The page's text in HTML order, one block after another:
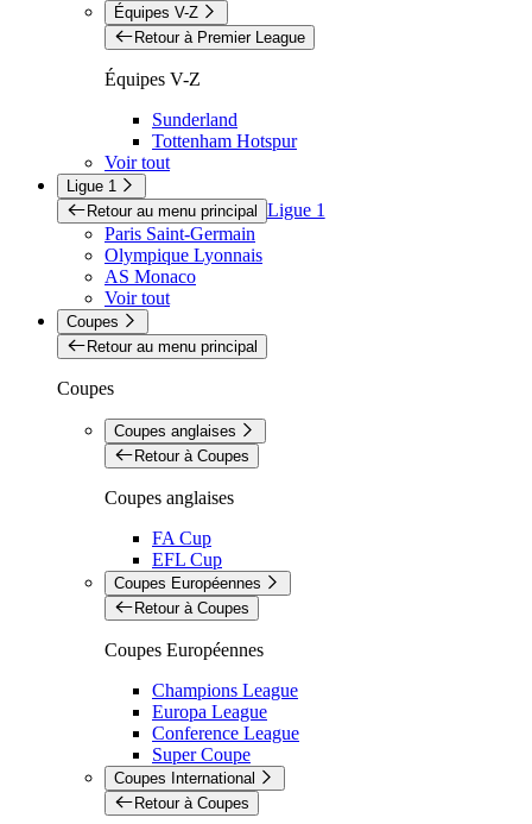
Équipes V-Z
Retour à Premier League
Équipes V-Z
Sunderland
Tottenham Hotspur
Voir tout
Ligue 1
Retour au menu principal Ligue 1
Paris Saint-Germain
Olympique Lyonnais
AS Monaco
Voir tout
Coupes
Retour au menu principal
Coupes
Coupes anglaises
Retour à Coupes
Coupes anglaises
FA Cup
EFL Cup
Coupes Européennes
Retour à Coupes
Coupes Européennes
Champions League
Europa League
Conference League
Super Coupe
Coupes International
Retour à Coupes